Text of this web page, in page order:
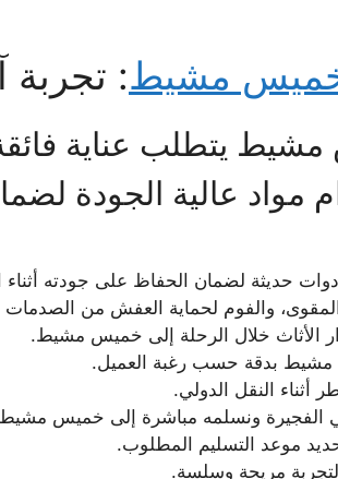
مشيط: تجربة
يتطلب عناية
مواد عالية الجودة
حديثة لضمان الحفاظ على جودته أثناء
المقوى، والفوم لحماية العفش من
الأثاث خلال الرحلة إلى خميس مشيط.
مشيط بدقة حسب رغبة العميل.
النقل الدولي.
الفجيرة ونسلمه مباشرة إلى خميس
موعد التسليم المطلوب.
مريحة وسلسة.